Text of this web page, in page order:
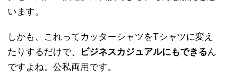
います。
しかも、これってカッターシャツをTシャツに変え
たりするだけで、
ビジネスカジュアルにもできるん
ですよね。公私両用です。